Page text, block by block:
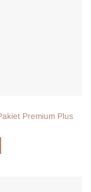
Premium Plus